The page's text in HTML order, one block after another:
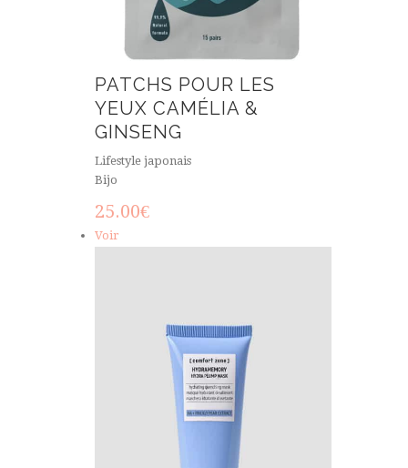
PATCHS POUR LES
YEUX CAMÉLIA &
GINSENG
Lifestyle japonais
Bijo
25.00€
Voir